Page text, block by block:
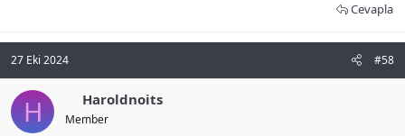
Cevapla
27 Eki 2024 #58
H Haroldnoits
Member